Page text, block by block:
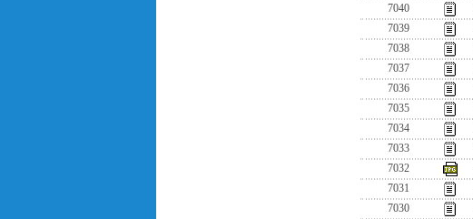
7040
7039
7038
7037
7036
7035
7034
7033
7032
7031
7030